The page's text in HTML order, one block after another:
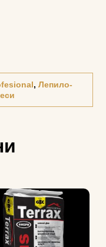
,Лепило-